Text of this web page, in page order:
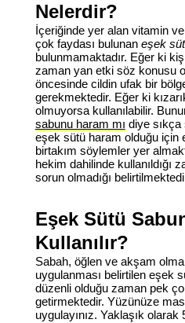
Nelerdir?
İçeriğinde yer alan vitamin
çok faydası bulunan eşek
bulunmamaktadır. Eğer ki
zaman yan etki söz konusu
öncesinde cildin ufak bir
gerekmektedir. Eğer ki
olmuyorsa kullanılabilir.
sabunu haram mı diye sıkça
eşek sütü haram olduğu için
birtakım söylemler yer
hekim dahilinde kullanıldığı
sorun olmadığı
Eşek Sütü
Kullanılır?
Sabah, öğlen ve akşam
uygulanması belirtilen eşek
düzenli olduğu zaman pek
getirmektedir. Yüzünüze
uygulayınız. Yaklaşık